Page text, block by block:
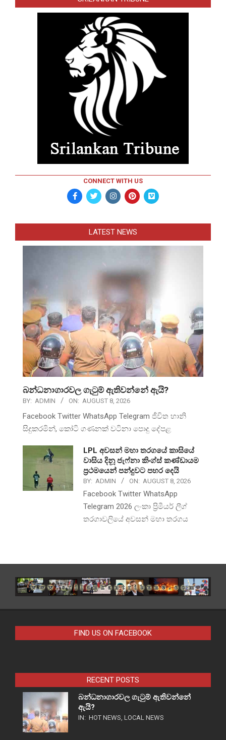
CONNECT WITH US
LATEST NEWS
බන්ධනාගාරවල ගැටුම් ඇතිවන්නේ ඇයි?
BY: ADMIN ON: AUGUST 8, 2026
Facebook Twitter WhatsApp Telegram ජීවිත හානි
සිදුකරමින්, කෝටි ගණනක් වටිනා පොදු දේපළ
LPL අවසන් මහා තරගයේ කාසියේ
වාසිය දිනූ ජැෆ්නා කිංග්ස් කණ්ඩායම
ප්‍රථමයෙන් පන්දුවට පහර දෙයි
BY: ADMIN ON: AUGUST 8, 2026
Facebook Twitter WhatsApp
Telegram 2026 ලංකා ප්‍රිමීයර් ලීග්
තරගාවලියේ අවසන් මහා තරගය
FIND US ON FACEBOOK
RECENT POSTS
බන්ධනාගාරවල ගැටුම් ඇතිවන්නේ
ඇයි?
IN: HOT NEWS, LOCAL NEWS